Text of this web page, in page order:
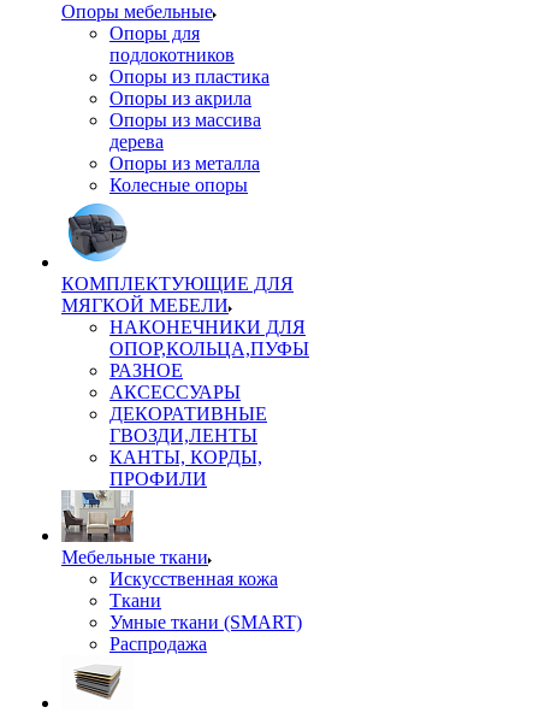
Опоры мебельные
Опоры для
подлокотников
Опоры из пластика
Опоры из акрила
Опоры из массива
дерева
Опоры из металла
Колесные опоры
КОМПЛЕКТУЮЩИЕ ДЛЯ
МЯГКОЙ МЕБЕЛИ
НАКОНЕЧНИКИ ДЛЯ
ОПОР,КОЛЬЦА,ПУФЫ
РАЗНОЕ
АКСЕССУАРЫ
ДЕКОРАТИВНЫЕ
ГВОЗДИ,ЛЕНТЫ
КАНТЫ, КОРДЫ,
ПРОФИЛИ
Мебельные ткани
Искусственная кожа
Ткани
Умные ткани (SMART)
Распродажа